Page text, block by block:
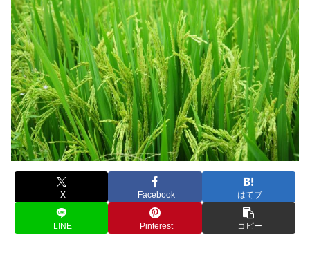
X Facebook はてブ
LINE Pinterest コピー